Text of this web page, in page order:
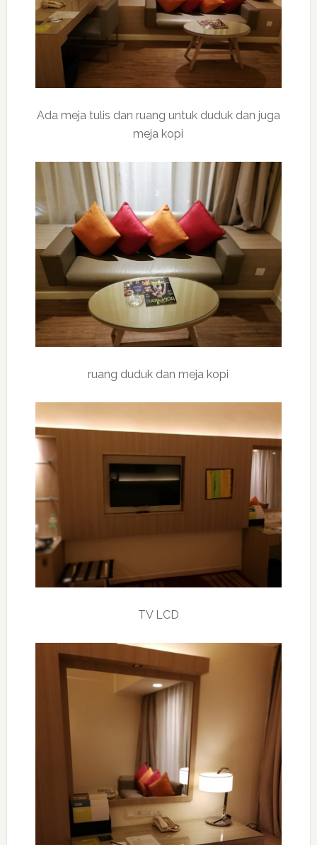
Ada meja tulis dan ruang untuk duduk dan juga
meja kopi
ruang duduk dan meja kopi
TV LCD